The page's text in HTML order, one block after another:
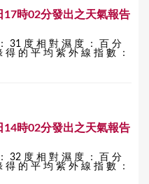
時02分發出之天氣報告
31 度 相 對 濕 度 ： 百 分
的 平 均 紫 外 線 指 數 ：
時02分發出之天氣報告
32 度 相 對 濕 度 ： 百 分
的 平 均 紫 外 線 指 數 ：